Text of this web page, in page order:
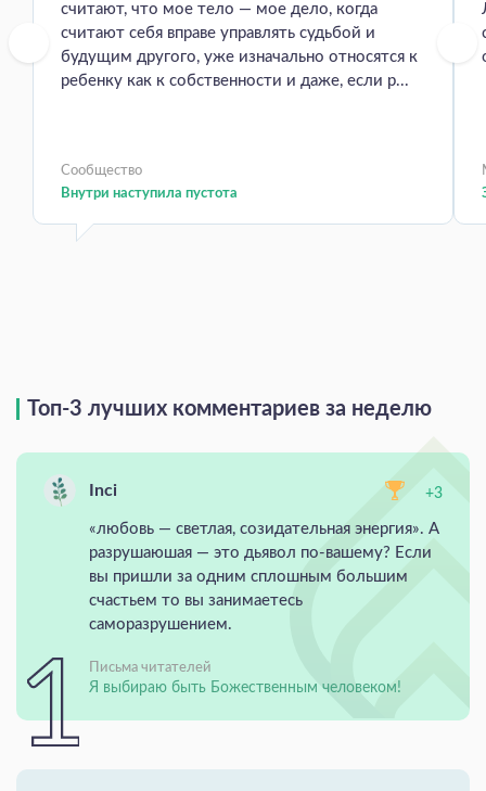
считают, что мое тело — мое дело, когда
считают себя вправе управлять судьбой и
будущим другого, уже изначально относятся к
ребенку как к собственности и даже, если р...
Сообщество
Внутри наступила пустота
Топ-3 лучших комментариев за неделю
Inci +3
«любовь — светлая, созидательная энергия». А
разрушаюшая — это дьявол по-вашему? Если
вы пришли за одним сплошным большим
счастьем то вы занимаетесь
саморазрушением.
Письма читателей
Я выбираю быть Божественным человеком!